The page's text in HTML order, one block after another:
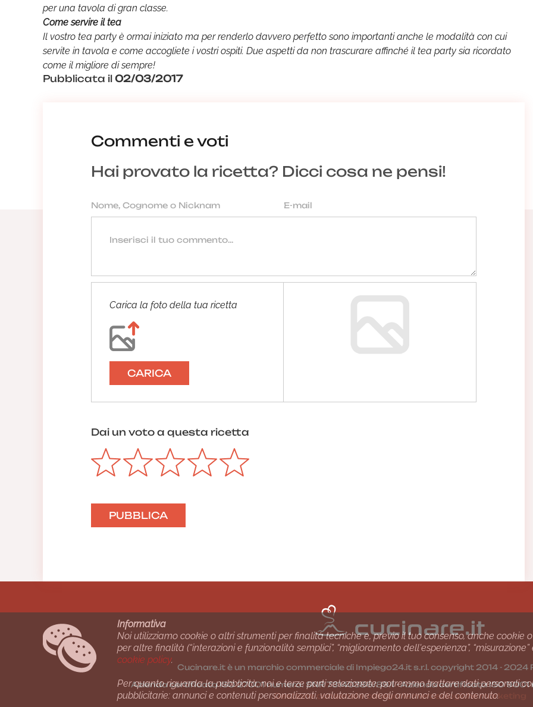
per una tavola di gran classe.
Come servire il tea
Il vostro tea party è ormai iniziato ma per renderlo davvero perfetto sono importanti anche le modalità con cui
servite in tavola e come accogliete i vostri ospiti. Due aspetti da non trascurare affinché il tea party sia ricordato
come il migliore di sempre!
Pubblicata il 02/03/2017
Commenti e voti
Hai provato la ricetta? Dicci cosa ne pensi!
Carica la foto della tua ricetta
CARICA
Dai un voto a questa ricetta
Cucinare.it è un marchio commerciale di Impiego24.it s.r.l. copyright 2014 - 2024
Azienda certiﬁcata ISO 27001 numero: SNR 73140386/89/I - Azienda certiﬁcata ISO
Gestione consensi e categorie merceologiche marketing
Informativa
Noi utilizziamo cookie o altri strumenti per finalità tecniche e, previo il tuo consenso, anche cookie
per altre finalità (“interazioni e funzionalità semplici”, “miglioramento dell'esperienza”,
cookie policy.
Per quanto riguarda la pubblicità, noi e terze parti selezionate, potremmo trattare dati personali
pubblicitarie: annunci e contenuti personalizzati, valutazione degli annunci e del contenuto.